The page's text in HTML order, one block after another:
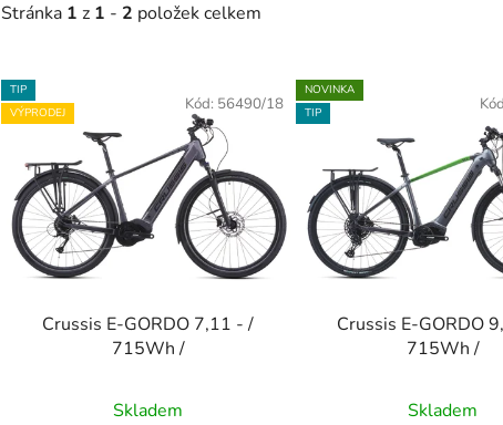
Stránka 1 z 1 - 2 položek celkem
V
ý
p
TIP
VÝPRODEJ
Crussis E-GORDO 7,11 - /
715Wh /
Skladem
Kód: 56490/18
NOVINKA
TIP
Crussis E-GORDO
715Wh /
Skladem